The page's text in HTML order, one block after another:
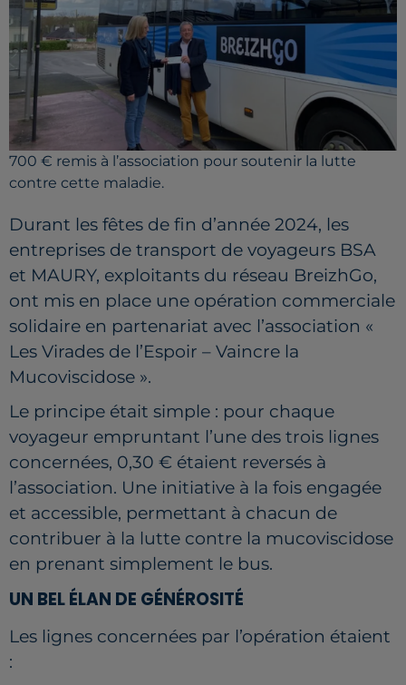
700 € remis à l’association pour soutenir la lutte
contre cette maladie.
Durant les fêtes de fin d’année 2024, les
entreprises de transport de voyageurs BSA
et MAURY, exploitants du réseau BreizhGo,
ont mis en place une opération commerciale
solidaire en partenariat avec l’association «
Les Virades de l’Espoir – Vaincre la
Mucoviscidose ».
Le principe était simple : pour chaque
voyageur empruntant l’une des trois lignes
concernées, 0,30 € étaient reversés à
l’association. Une initiative à la fois engagée
et accessible, permettant à chacun de
contribuer à la lutte contre la mucoviscidose
en prenant simplement le bus.
UN BEL ÉLAN DE GÉNÉROSITÉ
Les lignes concernées par l’opération étaient
: